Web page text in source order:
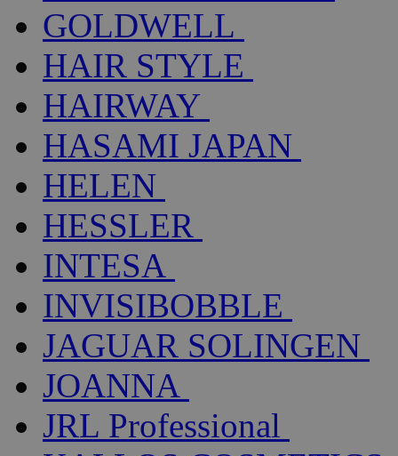
GOLDWELL
HAIR STYLE
HAIRWAY
HASAMI JAPAN
HELEN
HESSLER
INTESA
INVISIBOBBLE
JAGUAR SOLINGEN
JOANNA
JRL Professional